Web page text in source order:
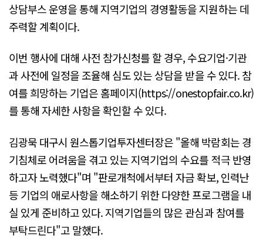
상담부스 운영을 통해 지역기업의 경영활동을 지원하는 데
주력할 계획이다.
이번 행사에 대해 사전 참가신청를 할 경우, 수요기업·기관
과 사전에 일정을 조율해 심도 있는 상담을 받을 수 있다. 참
여를 희망하는 기업은 홈페이지(https://onestopfair.co.kr)
를 통해 자세한 사항을 확인할 수 있다.
김광묵 대구시 원스톱기업투자센터장은 "올해 박람회는 경
기침체로 어려움을 겪고 있는 지역기업의 수요를 적극 반영
하고자 노력했다"며 "판로개척에서부터 자금 확보, 인력난
등 기업의 애로사항을 해소하기 위한 다양한 프로그램을 내
실 있게 준비하고 있다. 지역기업들의 많은 관심과 참여를
부탁드린다"고 말했다.